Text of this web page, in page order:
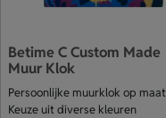
Betime C Custom Made
Muur Klok
Persoonlijke muurklok op maat
Keuze uit diverse kleuren